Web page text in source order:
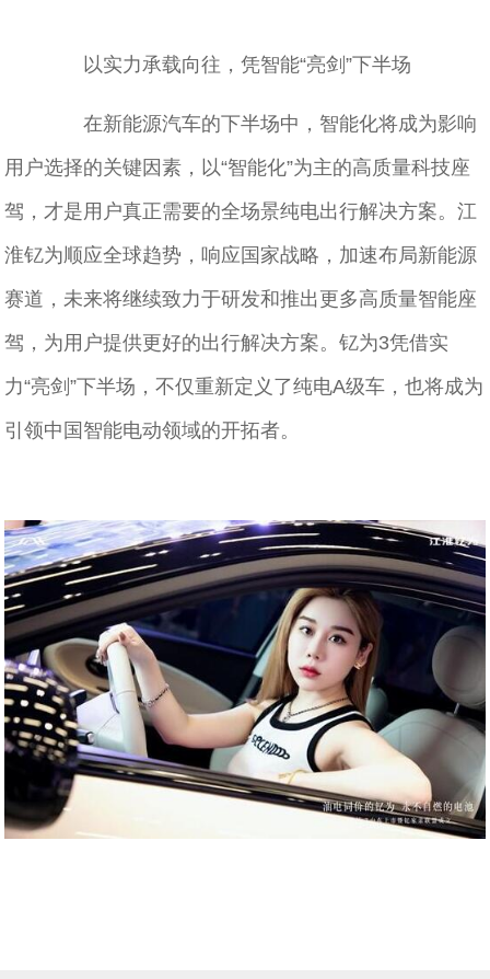
以实力承载向往，凭智能“亮剑”下半场
在新能源汽车的下半场中，智能化将成为影响
用户选择的关键因素，以“智能化”为主的高质量科技座
驾，才是用户真正需要的全场景纯电出行解决方案。江
淮钇为顺应全球趋势，响应国家战略，加速布局新能源
赛道，未来将继续致力于研发和推出更多高质量智能座
驾，为用户提供更好的出行解决方案。钇为3凭借实
力“亮剑”下半场，不仅重新定义了纯电A级车，也将成为
引领中国智能电动领域的开拓者。